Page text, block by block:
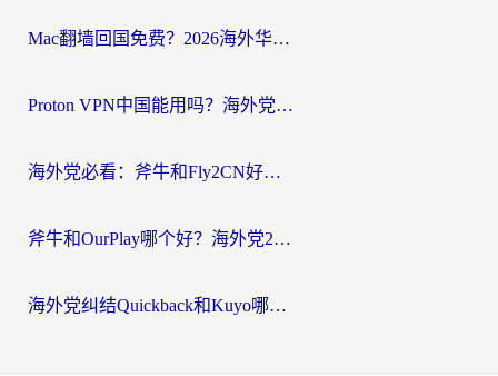
Mac翻墙回国免费？2026海外华人亲测：从CCTV5直播到国内APP，这样选加速器才靠谱
Proton VPN中国能用吗？海外党选回国加速器的避坑指南（附番茄加速器实测）
海外党必看：斧牛和Fly2CN好用吗？3招教你选对回国加速器（附免费试用攻略）
斧牛和OurPlay哪个好？海外党2026亲测：选对加速器，国内资源秒加载
海外党纠结Quickback和Kuyo哪个好？选对回国加速器才能无缝刷国内资源